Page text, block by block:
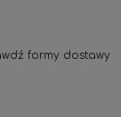
formy dostawy